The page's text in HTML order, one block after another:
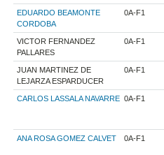
EDUARDO BEAMONTE
CORDOBA
0A-F1
VICTOR FERNANDEZ
PALLARES
0A-F1
JUAN MARTINEZ DE
LEJARZA ESPARDUCER
0A-F1
CARLOS LASSALA NAVARRE 0A-F1
ANA ROSA GOMEZ CALVET 0A-F1